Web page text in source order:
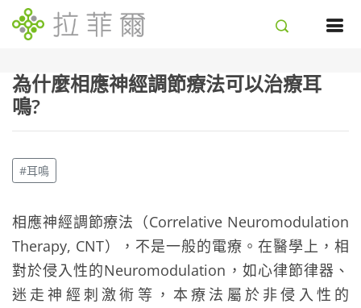
為什麼相應神經調節療法可以治療耳
鳴?
#耳鳴
相應神經調節療法（Correlative Neuromodulation
Therapy, CNT），不是一般的電療。在醫學上，相
對於侵入性的Neuromodulation，如心律節律器、
迷走神經刺激術等，本療法屬於非侵入性的